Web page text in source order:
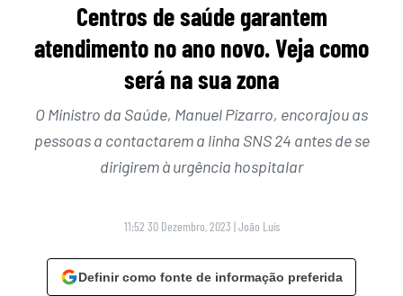
Centros de saúde garantem
atendimento no ano novo. Veja como
será na sua zona
O Ministro da Saúde, Manuel Pizarro, encorajou as
pessoas a contactarem a linha SNS 24 antes de se
dirigirem à urgência hospitalar
11:52 30 Dezembro, 2023 |João Luís
Definir como fonte de informação preferida